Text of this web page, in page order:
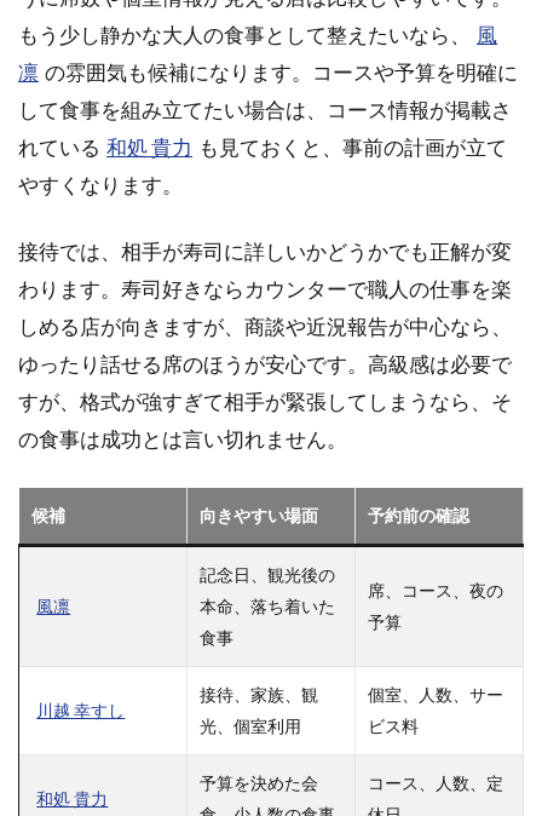
気軽
な寿
司と
は線
を引
く
カウ
ー初
心者
法
2.5
川越
とめ
もう少し静かな大人の食事として整えたいなら、
風
凛 の雰囲気も候補になります。コースや予算を明確に
して食事を組み立てたい場合は、コース情報が掲載さ
れている 和処 貴力 も見ておくと、事前の計画が立て
やすくなります。
接待では、相手が寿司に詳しいかどうかでも正解が変
わります。寿司好きならカウンターで職人の仕事を楽
しめる店が向きますが、商談や近況報告が中心なら、
ゆったり話せる席のほうが安心です。高級感は必要で
すが、格式が強すぎて相手が緊張してしまうなら、そ
の食事は成功とは言い切れません。
候補 向きやすい場面 予約前の確認
風凛
記念日、観光後の
本命、落ち着いた
食事
席、コース、夜の
予算
川越 幸すし
接待、家族、観
光、個室利用
個室、人数、サー
ビス料
和処 貴力
予算を決めた会
コース、人数、定